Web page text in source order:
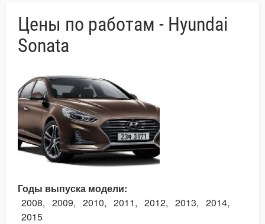
Цены по работам - Hyundai
Sonata
Годы выпуска модели
2008
2009 2010 2011 2012 2013
2014
2015